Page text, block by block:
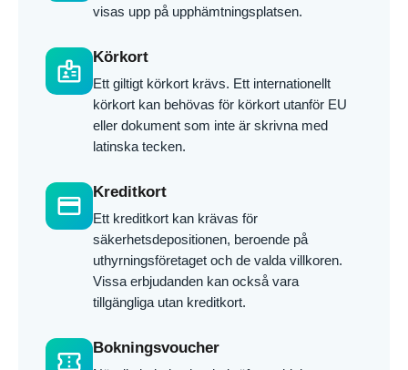
visas upp på upphämtningsplatsen.
badge
Körkort
Ett giltigt körkort krävs. Ett internationellt
körkort kan behövas för körkort utanför EU
eller dokument som inte är skrivna med
latinska tecken.
credit_card
Kreditkort
Ett kreditkort kan krävas för
säkerhetsdepositionen, beroende på
uthyrningsföretaget och de valda villkoren.
Vissa erbjudanden kan också vara
tillgängliga utan kreditkort.
confirmation_number
Bokningsvoucher